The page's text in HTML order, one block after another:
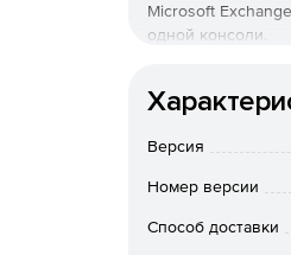
Microsoft
одной консоли.
Соответствие
Версия
Номер версии
Способ доставки